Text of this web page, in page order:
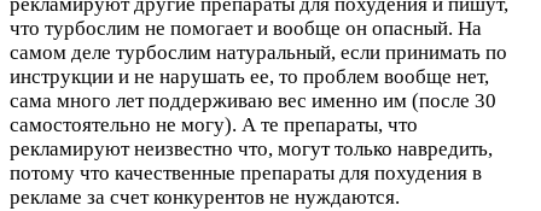
рекламируют другие препараты для похудения и пишут,
что турбослим не помогает и вообще он опасный. На
самом деле турбослим натуральный, если принимать по
инструкции и не нарушать ее, то проблем вообще нет,
сама много лет поддерживаю вес именно им (после 30
самостоятельно не могу). А те препараты, что
рекламируют неизвестно что, могут только навредить,
потому что качественные препараты для похудения в
рекламе за счет конкурентов не нуждаются.